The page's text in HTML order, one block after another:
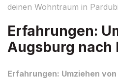
deinen Wohntraum in
Erfahrungen:
Augsburg nach
Erfahrungen: Umziehen